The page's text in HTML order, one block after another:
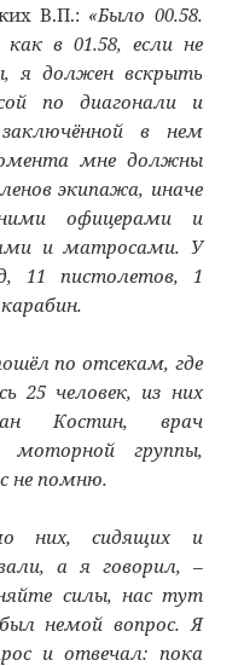
В.П.: «Было 00.58.
в 01.58, если не
я должен вскрыть
по диагонали и
в нем
мне должны
экипажа, иначе
офицерами и
и матросами. У
11 пистолетов, 1
по отсекам, где
25 человек, из них
Костин, врач
группы,
не помню.
них, сидящих и
а я говорил, –
силы, нас тут
немой вопрос. Я
и отвечал: пока